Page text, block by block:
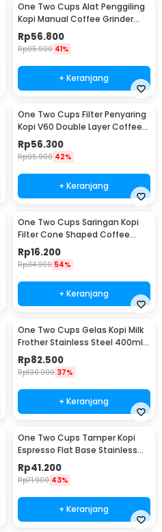
One Two Cups Alat Penggiling
Kopi Manual Coffee Grinder
160ml - CF012
Rp56.800
Rp95.900 41%
+ Keranjang
One Two Cups Filter Penyaring
Kopi V60 Double Layer Coffee
Filter - FS-40S
Rp56.300
Rp95.900 42%
+ Keranjang
One Two Cups Saringan Kopi
Filter Cone Shaped Coffee
Dripper 1 PCS - K741
Rp16.200
Rp34.900 54%
+ Keranjang
One Two Cups Gelas Kopi Milk
Frother Stainless Steel 400ml -
WZ0011
Rp82.500
Rp130.900 37%
+ Keranjang
One Two Cups Tamper Kopi
Espresso Flat Base Stainless
Steel 51mm - SS51
Rp41.200
Rp71.900 43%
+ Keranjang